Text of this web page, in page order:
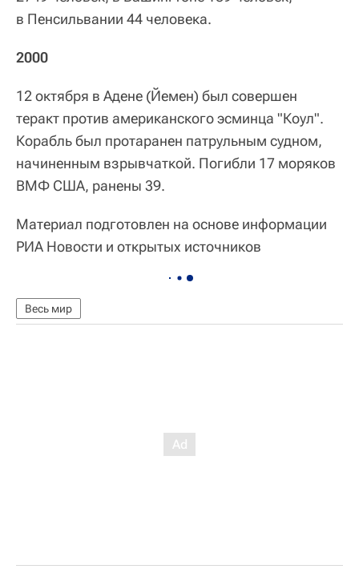
в Пенсильвании 44 человека.
2000
12 октября в Адене (Йемен) был совершен
теракт против американского эсминца "Коул".
Корабль был протаранен патрульным судном,
начиненным взрывчаткой. Погибли 17 моряков
ВМФ США, ранены 39.
Материал подготовлен на основе информации
РИА Новости и открытых источников
Весь мир